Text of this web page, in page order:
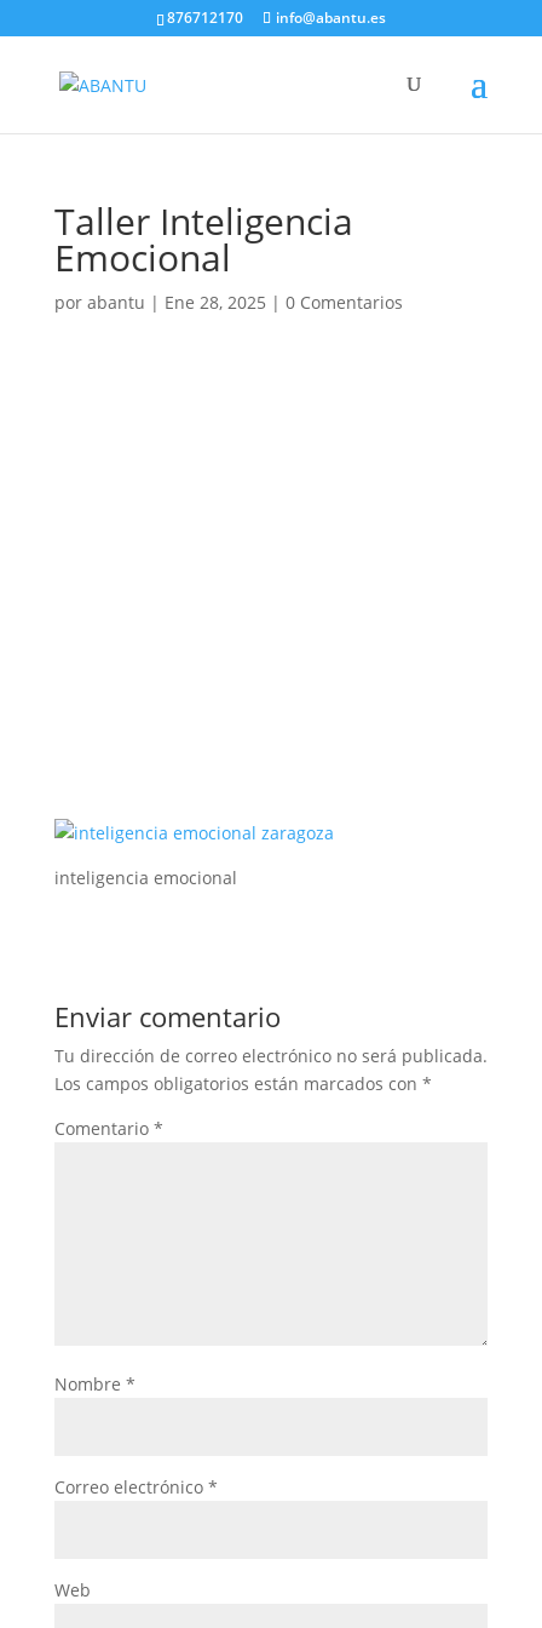
876712170 info@abantu.es
Taller Inteligencia
Emocional
por abantu | Ene 28, 2025 | 0 Comentarios
inteligencia emocional
Enviar comentario
Tu dirección de correo electrónico no será publicada.
Los campos obligatorios están marcados con *
Comentario *
Nombre *
Correo electrónico *
Web